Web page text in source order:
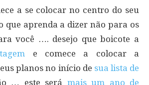
a se colocar no centro do seu
que aprenda a dizer não para os
você …. desejo que boicote a
e comece a colocar a
planos no início de sua lista de
… este será mais um ano de